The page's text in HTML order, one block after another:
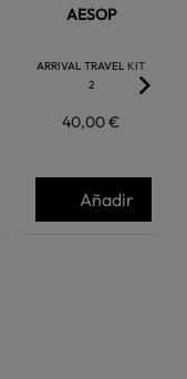
AESOP
ARRIVAL TRAVEL KIT
2
40,00 €
Añadir